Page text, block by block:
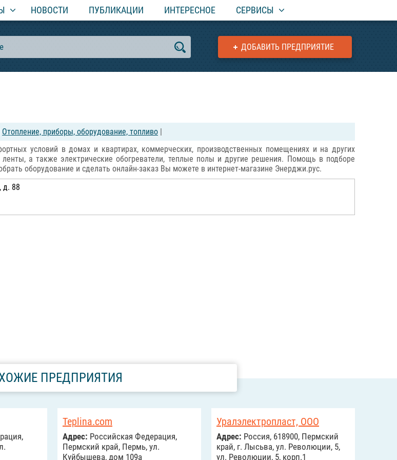
НОВОСТИ ПУБЛИКАЦИИ ИНТЕРЕСНОЕ СЕРВИСЫ
ДОБАВИТЬ ПРЕДПРИЯТИЕ
Отопление, приборы, оборудование, топливо |
условий в домах и квартирах, коммерческих, производственных помещениях и на других
а также электрические обогреватели, теплые полы и другие решения. Помощь в подборе
оборудование и сделать онлайн-заказ Вы можете в интернет-магазине Энерджи.рус.
д. 88
ПРЕДПРИЯТИЯ
Teplina.com
Адрес: Российcкая Федерация,
Пермский край, Пермь, ул.
Куйбышева, дом 109а
Уралэлектропласт, ООО
Адрес: Россия, 618900, Пермский
край, г. Лысьва, ул. Революции, 5,
ул. Революции, 5, корп.1